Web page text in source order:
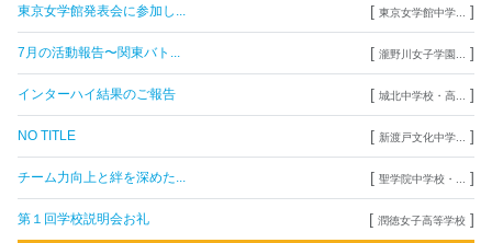
東京女学館発表会に参加し... [ 東京女学館中学... ]
7月の活動報告〜関東バト... [ 瀧野川女子学園... ]
インターハイ結果のご報告 [ 城北中学校・高... ]
NO TITLE [ 新渡戸文化中学... ]
チーム力向上と絆を深めた... [ 聖学院中学校・... ]
第１回学校説明会お礼 [ 潤徳女子高等学校 ]